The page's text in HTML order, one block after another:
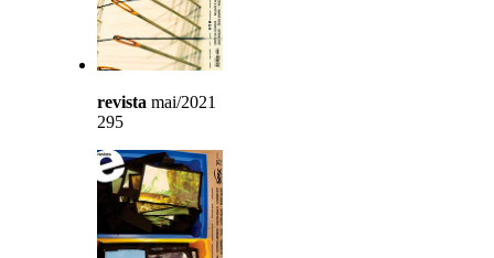
revista mai/2021
295